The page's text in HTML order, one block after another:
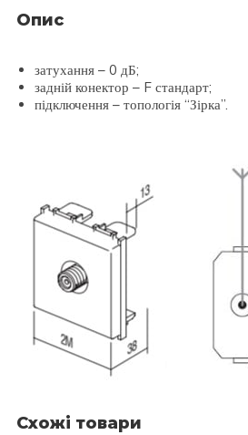
Опис
затухання – 0 дБ;
задній конектор – F стандарт;
підключення – топологія “Зірка”.
Схожі товари